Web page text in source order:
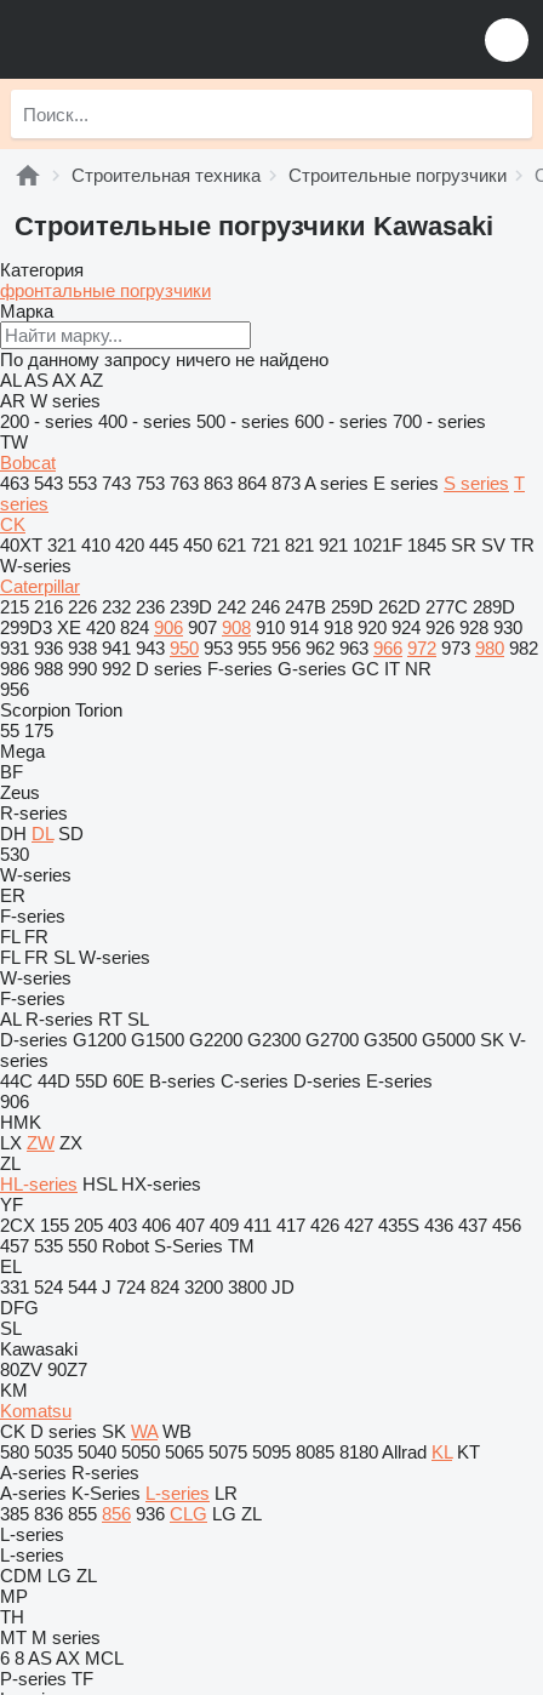
Строительная техника Строительные погрузчики
Строительные погрузчики Kawasaki
Категория
фронтальные погрузчики
Марка
По данному запросу ничего не найдено
ALASAXAZ
AR W series
200 - series 400 - series 500 - series 600 - series 700 - series
TW
Bobcat
463 543 553 743 753 763 863 864 873A series E series S series T
series
CK
40XT 321 410 420 445 450 621 721 821 921 1021F 1845 SR SV TR
W-series
Caterpillar
215 216 226 232 236 239D 242 246 247B 259D 262D 277C 289D
299D3 XE 420 824 906 907 908 910 914 918 920 924 926 928 930
931 936 938 941 943 950 953 955 956 962 963 966 972 973 980 982
986 988 990 992 D series F-series G-series GC IT NR
956
Scorpion Torion
55 175
Mega
BF
Zeus
R-series
DH DL SD
530
W-series
ER
F-series
FL FR
FL FR SL W-series
W-series
F-series
AL R-series RT SL
D-series G1200 G1500 G2200 G2300 G2700 G3500 G5000 SK V-
series
44C 44D 55D 60E B-series C-series D-series E-series
906
HMK
LX ZW ZX
ZL
HL-series HSL HX-series
YF
2CX 155 205 403 406 407 409 411 417 426 427 435S 436 437 456
457 535 550 Robot S-Series TM
EL
331 524 544 J 724 824 3200 3800 JD
DFG
SL
Kawasaki
80ZV 90Z7
KM
Komatsu
CK D series SK WA WB
580 5035 5040 5050 5065 5075 5095 8085 8180Allrad KL KT
A-series R-series
A-series K-Series L-series LR
385 836 855 856 936 CLG LG ZL
L-series
L-series
CDM LG ZL
MP
TH
MT M series
6 8ASAX MCL
P-series TF